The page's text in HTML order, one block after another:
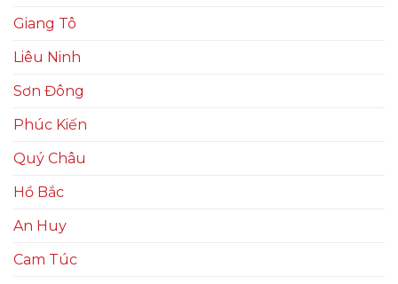
Giang Tô
Liêu Ninh
Sơn Đông
Phúc Kiến
Quý Châu
Hồ Bắc
An Huy
Cam Túc